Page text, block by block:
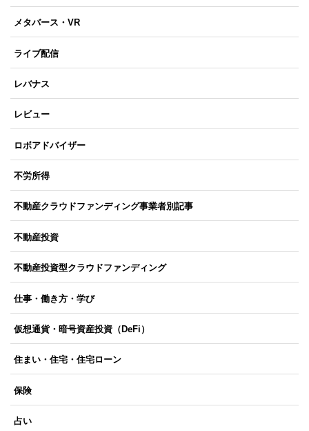
メタバース・VR
ライブ配信
レバナス
レビュー
ロボアドバイザー
不労所得
不動産クラウドファンディング事業者別記事
不動産投資
不動産投資型クラウドファンディング
仕事・働き方・学び
仮想通貨・暗号資産投資（DeFi）
住まい・住宅・住宅ローン
保険
占い